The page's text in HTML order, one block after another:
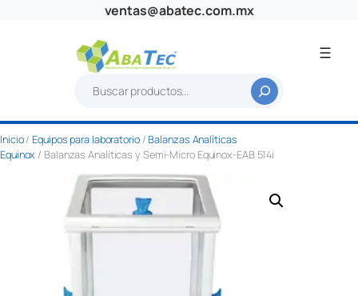
ventas@abatec.com.mx
s
c
a
r
Inicio/Equipos para laboratorio/Balanzas Analíticas
Equinox / Balanzas Analíticas y Semi-Micro Equinox-EAB 514i